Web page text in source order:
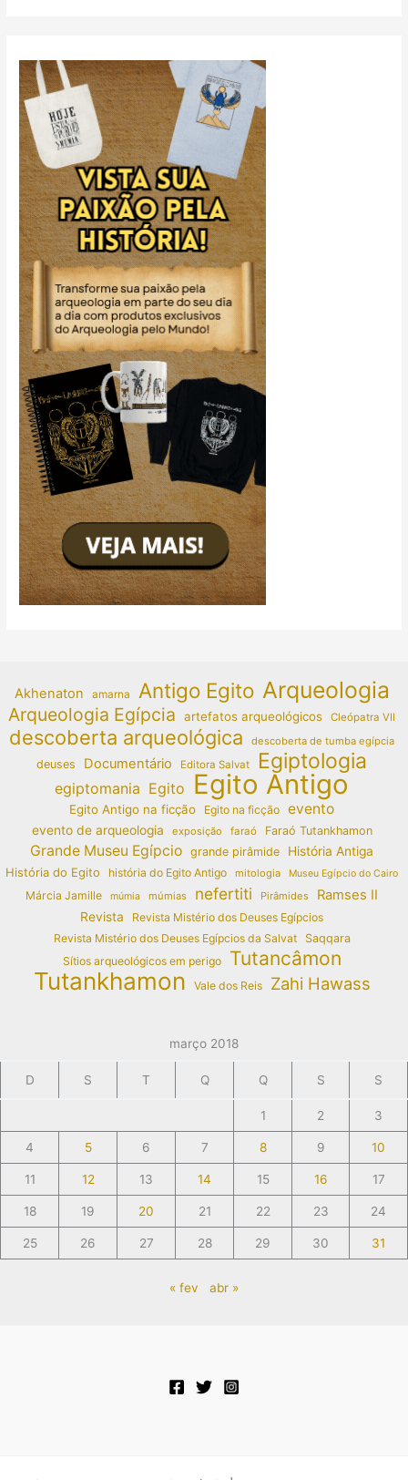
Akhenaton amarna Antigo Egito Arqueologia
Arqueologia Egípcia artefatos arqueológicos Cleópatra VII
descoberta arqueológica descoberta de tumba egípcia
deuses Documentário Editora Salvat Egiptologia
egiptomania Egito Egito Antigo
Egito Antigo na ficção Egito na ficção evento
evento de arqueologia exposição faraó Faraó Tutankhamon
Grande Museu Egípcio grande pirâmide
História Antiga
História do Egito
história do Egito Antigo mitologia Museu Egípcio do Cairo
Márcia Jamille múmia múmias nefertiti Pirâmides Ramses II
Revista
Revista Mistério dos Deuses Egípcios
Revista Mistério dos Deuses Egípcios da Salvat
Saqqara
Sítios arqueológicos em perigo
Tutancâmon
Tutankhamon Vale dos Reis Zahi Hawass
março 2018
D S T Q Q S S
1 2 3
4 5 6 7 8 9 10
11 12 13 14 15 16 17
18 19 20 21 22 23 24
25 26 27 28 29 30 31
« fev abr »